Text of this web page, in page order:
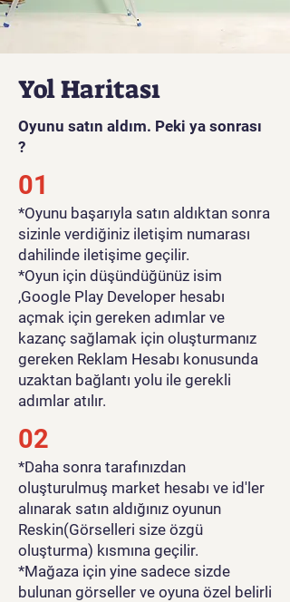
Yol Haritası
Oyunu satın aldım. Peki ya sonrası
?
01
*Oyunu başarıyla satın aldıktan sonra
sizinle verdiğiniz iletişim numarası
dahilinde iletişime geçilir.
*Oyun için düşündüğünüz isim
,Google Play Developer hesabı
açmak için gereken adımlar ve
kazanç sağlamak için oluşturmanız
gereken Reklam Hesabı konusunda
uzaktan bağlantı yolu ile gerekli
adımlar atılır.
02
*Daha sonra tarafınızdan
oluşturulmuş market hesabı ve id'ler
alınarak satın aldığınız oyunun
Reskin(Görselleri size özgü
oluşturma) kısmına geçilir.
*Mağaza için yine sadece sizde
bulunan görseller ve oyuna özel belirli